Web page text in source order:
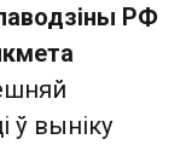
РФ
ў выніку